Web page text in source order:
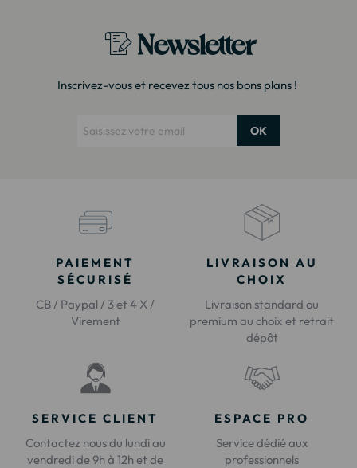
Newsletter
Inscrivez-vous et recevez tous nos bons plans !
OK
PAIEMENT
SÉCURISÉ
CB / Paypal / 3 et 4 X /
Virement
LIVRAISON AU
CHOIX
Livraison standard ou
premium au choix et retrait
dépôt
SERVICE CLIENT
Contactez nous du lundi au
vendredi de 9h à 12h et de
ESPACE PRO
Service dédié aux
professionnels